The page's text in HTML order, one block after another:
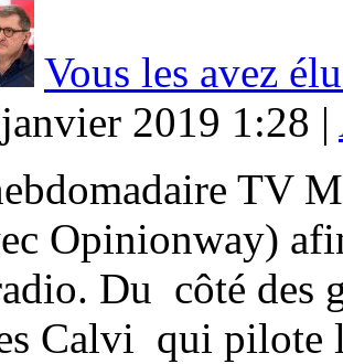
Vous les avez
2019 1:28 |
TV
Opinionway)
Du côté des
Calvi qui